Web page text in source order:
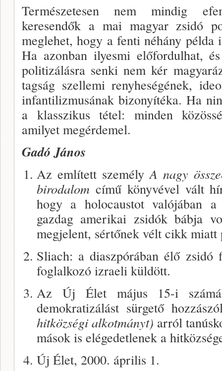
Természetesen nem mindig
keresendők a mai magyar zsidó
meglehet, hogy a fenti néhány
Ha azonban ilyesmi előfordulhat,
politizálásra senki nem kér
tagság szellemi renyheségének,
infantilizmusának bizonyítéka. Ha
a klasszikus tétel: minden
amilyet megérdemel.
Gadó János
Az említett személyA nagy
birodalom című könyvével vált
hogy a ho­locaustot valójában
gazdag amerikai zsidók bábja
megjelent, sértőnek vélt cikk miatt
Sliach: a diaszpórában élő zsidó
foglalkozó izraeli küldött.
Az Új Élet május 15-i
demokratizálást sürgető
hitközségi alkotmányt) arról
mások is elégedetlenek a
Új Élet, 2000. április 1.